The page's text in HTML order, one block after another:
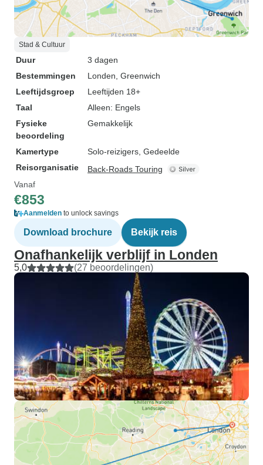
Stad & Cultuur
Duur
3 dagen
Bestemmingen
Londen , Greenwich
Leeftijdsgroep
Leeftijden 18+
Taal
Alleen: Engels
Fysieke
beoordeling
Gemakkelijk
Kamertype
Solo-reizigers, Gedeelde
Reisorganisatie
Back-Roads Touring
Vanaf
€853
Aanmelden to unlock savings
Download brochure Bekijk reis
Onafhankelijk verblijf in Londen
5,0 (27 beoordelingen)